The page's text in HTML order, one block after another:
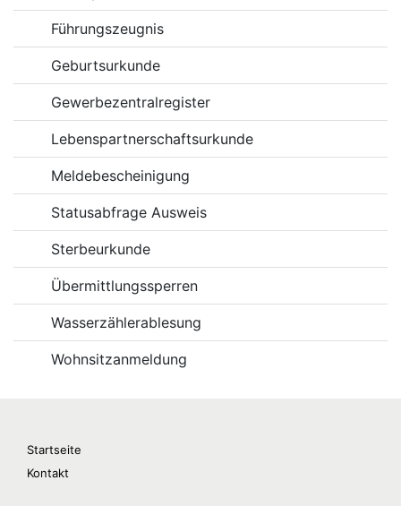
Führungszeugnis
Geburtsurkunde
Gewerbezentralregister
Lebenspartnerschaftsurkunde
Meldebescheinigung
Statusabfrage Ausweis
Sterbeurkunde
Übermittlungssperren
Wasserzählerablesung
Wohnsitzanmeldung
Startseite
Kontakt